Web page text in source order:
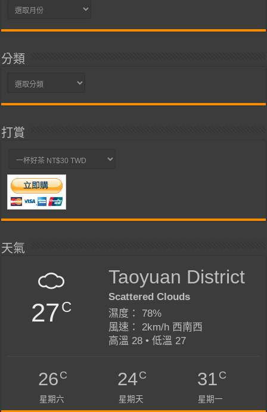
彙
分類
分
打賞
天氣
27C
Taoyuan District
Scattered Clouds
濕度： 78%
風速： 2km/h 西南西
高溫 28 • 低溫 27
26C
星期六
24C
星期天
31C
星期一